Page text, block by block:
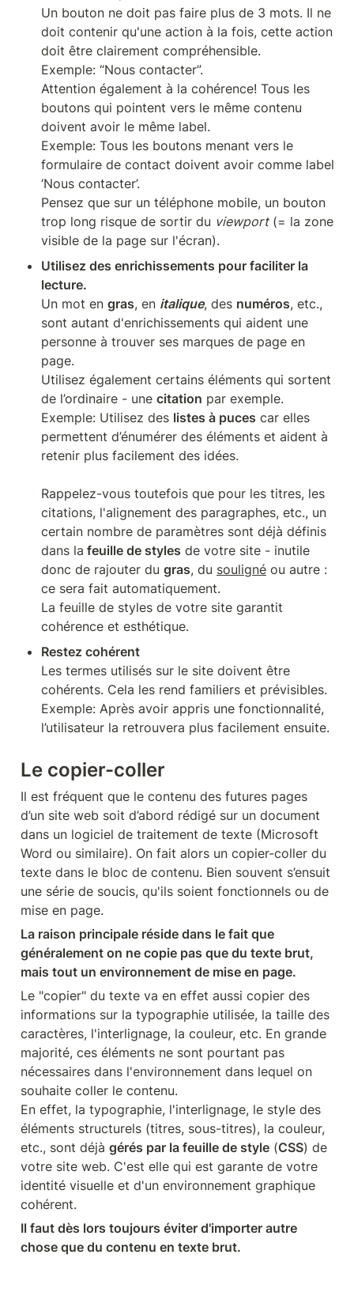
Un bouton ne doit pas faire plus de 3 mots. Il ne
doit contenir qu'une action à la fois, cette action
doit être clairement compréhensible.
Exemple: “Nous contacter”.
Attention également à la cohérence! Tous les
boutons qui pointent vers le même contenu
doivent avoir le même label.
Exemple: Tous les boutons menant vers le
formulaire de contact doivent avoir comme label
‘Nous contacter’.
Pensez que sur un téléphone mobile, un bouton
trop long risque de sortir du viewport (= la zone
visible de la page sur l'écran).
Utilisez des enrichissements pour faciliter la
Un mot en gras, en italique, des numéros, etc.,
sont autant d'enrichissements qui aident une
personne à trouver ses marques de page en
page.
Utilisez également certains éléments qui sortent
de l’ordinaire - une citation par exemple.
Exemple: Utilisez des listes à puces car elles
permettent d’énumérer des éléments et aident à
retenir plus facilement des idées.
Rappelez-vous toutefois que pour les titres, les
citations, l'alignement des paragraphes, etc., un
certain nombre de paramètres sont déjà définis
dans la feuille de styles de votre site - inutile
donc de rajouter du gras, du souligné ou autre :
ce sera fait automatiquement.
La feuille de styles de votre site garantit
cohérence et esthétique.
Les termes utilisés sur le site doivent être
cohérents. Cela les rend familiers et prévisibles.
Exemple: Après avoir appris une fonctionnalité,
l’utilisateur la retrouvera plus facilement ensuite.
Le copier-coller
Il est fréquent que le contenu des futures pages
d’un site web soit d’abord rédigé sur un document
dans un logiciel de traitement de texte (Microsoft
Word ou similaire). On fait alors un copier-coller du
texte dans le bloc de contenu. Bien souvent s’ensuit
une série de soucis, qu'ils soient fonctionnels ou de
mise en page.
La raison principale réside dans le fait que
généralement on ne copie pas que du texte brut,
mais tout un environnement de mise en page.
Le "copier" du texte va en effet aussi copier des
informations sur la typographie utilisée, la taille des
caractères, l'interlignage, la couleur, etc. En grande
majorité, ces éléments ne sont pourtant pas
nécessaires dans l'environnement dans lequel on
souhaite coller le contenu.
En effet, la typographie, l'interlignage, le style des
éléments structurels (titres, sous-titres), la couleur,
etc., sont déjà gérés par la feuille de style (CSS) de
votre site web. C'est elle qui est garante de votre
identité visuelle et d'un environnement graphique
cohérent.
Il faut dès lors toujours éviter d'importer autre
chose que du contenu en texte brut.